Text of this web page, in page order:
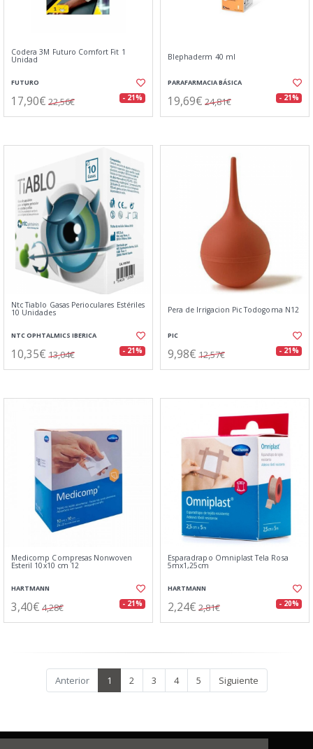
Codera 3M Futuro Comfort Fit 1
Unidad
FUTURO
17,90€ 22,56€ - 21%
Blephaderm 40 ml
PARAFARMACIA BÁSICA
19,69€ 24,81€ - 21%
Ntc Tiablo Gasas Perioculares Estériles
10 Unidades
NTC OPHTALMICS IBERICA
10,35€ 13,04€ - 21%
Pera de Irrigacion Pic Todogoma N12
PIC
9,98€ 12,57€ - 21%
Medicomp Compresas Nonwoven
Esteril 10x10 cm 12
HARTMANN
3,40€ 4,28€ - 21%
Esparadrapo Omniplast Tela Rosa
5mx1,25cm
HARTMANN
2,24€ 2,81€ - 20%
Anterior 1 2 3 4 5 Siguiente